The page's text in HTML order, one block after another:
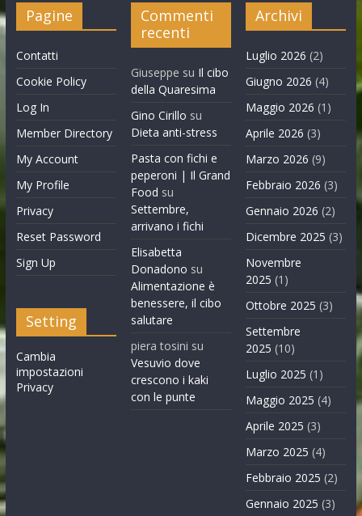
Pagine
Contatti
Cookie Policy
Log In
Member Directory
My Account
My Profile
Privacy
Reset Password
Sign Up
Setting
Cambia
impostazioni
Privacy
Commenti
recenti
Giuseppe su Il cibo
della Quaresima
Gino Cirillo su
Dieta anti-stress
Pasta con fichi e
peperoni | Il Grand
Food su
Settembre,
arrivano i fichi
Elisabetta
Donadono su
Alimentazione è
benessere, il cibo
salutare
piera tosini su
Vesuvio dove
crescono i kaki
con le punte
Archivi
Luglio 2026 (2)
Giugno 2026 (4)
Maggio 2026 (1)
Aprile 2026 (3)
Marzo 2026 (9)
Febbraio 2026 (3)
Gennaio 2026 (2)
Dicembre 2025 (3)
Novembre
2025 (1)
Ottobre 2025 (3)
Settembre
2025 (10)
Luglio 2025 (1)
Maggio 2025 (4)
Aprile 2025 (3)
Marzo 2025 (4)
Febbraio 2025 (2)
Gennaio 2025 (3)